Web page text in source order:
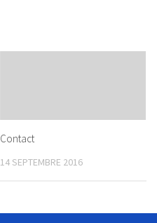
Contact
14 SEPTEMBRE 2016